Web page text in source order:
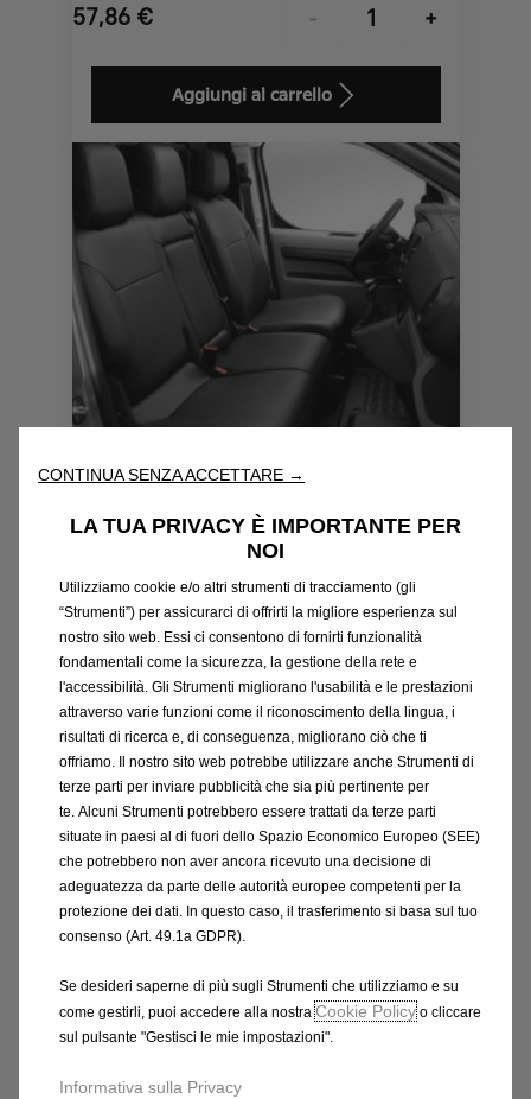
57,86 €
Price
57,86
€
-
+
Quantity
to:
1
Aggiungi al carrello
Codice 1614269480
SERIE DI FODERINE
COPRISEDILI - SEDILE LATO
GUIDA E PANCHETTA
PASSEGGERO A DUE POSTI
236,64€
Price
is
236,64
€
-
Quantity
updated
to:
1
Aggiungi al carrello
CONTINUA SENZA ACCETTARE →
LA TUA PRIVACY È IMPORTANTE PER
NOI
Utilizziamo cookie e/o altri strumenti di tracciamento (gli
“Strumenti”) per assicurarci di offrirti la migliore esperienza sul
nostro sito web. Essi ci consentono di fornirti funzionalità
fondamentali come la sicurezza, la gestione della rete e
l'accessibilità. Gli Strumenti migliorano l'usabilità e le prestazioni
attraverso varie funzioni come il riconoscimento della lingua, i
risultati di ricerca e, di conseguenza, migliorano ciò che ti
offriamo. Il nostro sito web potrebbe utilizzare anche Strumenti di
terze parti per inviare pubblicità che sia più pertinente per
te. Alcuni Strumenti potrebbero essere trattati da terze parti
situate in paesi al di fuori dello Spazio Economico Europeo (SEE)
che potrebbero non aver ancora ricevuto una decisione di
adeguatezza da parte delle autorità europee competenti per la
protezione dei dati. In questo caso, il trasferimento si basa sul tuo
consenso (Art. 49.1a GDPR).
Se desideri saperne di più sugli Strumenti che utilizziamo e su
come gestirli, puoi accedere alla nostraCookie Policyo cliccare
sul pulsante "Gestisci le mie impostazioni".
Informativa sulla Privacy